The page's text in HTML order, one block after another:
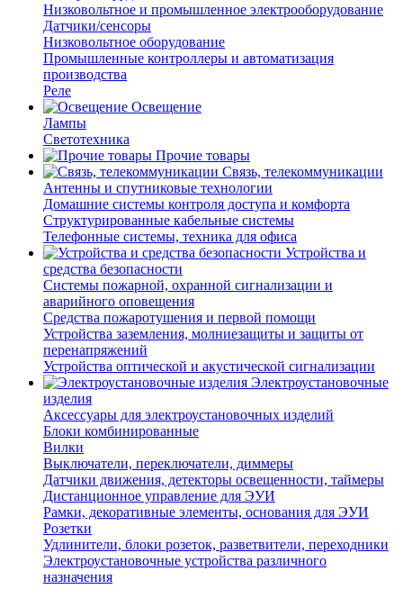
Низковольтное и промышленное электрооборудование
Датчики/сенсоры
Низковольтное оборудование
Промышленные контроллеры и автоматизация
производства
Реле
Освещение
Лампы
Светотехника
Прочие товары
Связь, телекоммуникации
Антенны и спутниковые технологии
Домашние системы контроля доступа и комфорта
Структурированные кабельные системы
Телефонные системы, техника для офиса
Устройства и
средства безопасности
Системы пожарной, охранной сигнализации и
аварийного оповещения
Средства пожаротушения и первой помощи
Устройства заземления, молниезащиты и защиты от
перенапряжений
Устройства оптической и акустической сигнализации
Электроустановочные
изделия
Аксессуары для электроустановочных изделий
Блоки комбинированные
Вилки
Выключатели, переключатели, диммеры
Датчики движения, детекторы освещенности, таймеры
Дистанционное управление для ЭУИ
Рамки, декоративные элементы, основания для ЭУИ
Розетки
Удлинители, блоки розеток, разветвители, переходники
Электроустановочные устройства различного
назначения